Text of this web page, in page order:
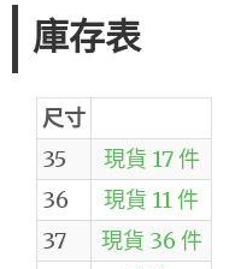
庫存表
尺寸
35
現貨 17 件
36
現貨 11 件
37
現貨 36 件